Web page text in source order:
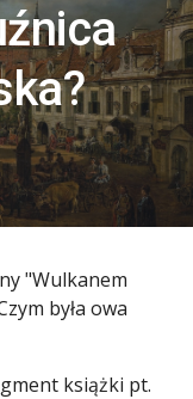
"Wulkanem
była owa
książki pt.